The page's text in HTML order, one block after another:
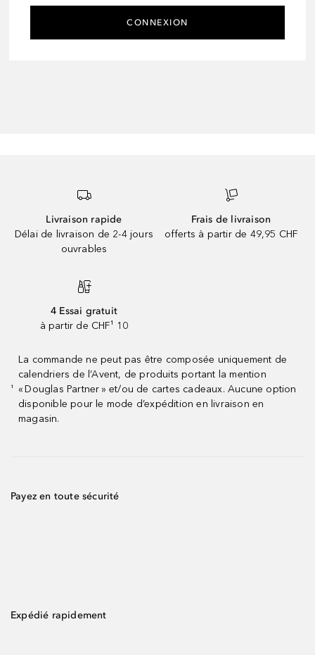
CONNEXION
Livraison rapide
Délai de livraison de 2-4 jours
ouvrables
Frais de livraison
offerts à partir de 49,95 CHF
4 Essai gratuit
à partir de CHF¹ 10
¹
La commande ne peut pas être composée uniquement de
calendriers de l’Avent, de produits portant la mention
« Douglas Partner » et/ou de cartes cadeaux. Aucune option
disponible pour le mode d’expédition en livraison en
magasin.
Payez en toute sécurité
Expédié rapidement